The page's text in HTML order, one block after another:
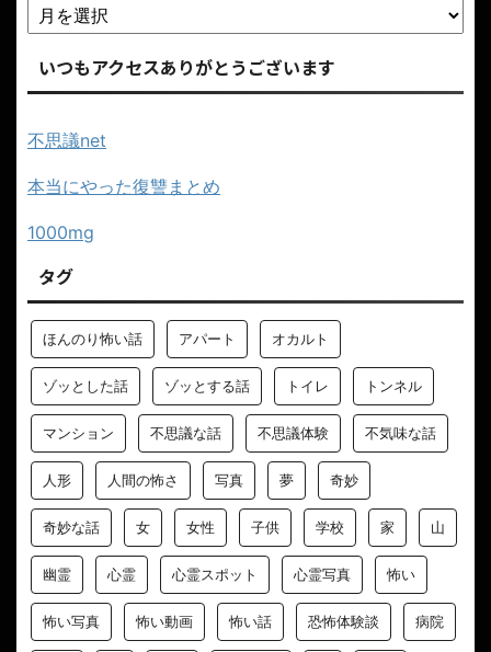
いつもアクセスありがとうございます
不思議net
本当にやった復讐まとめ
1000mg
タグ
ほんのり怖い話 アパート オカルト
ゾッとした話 ゾッとする話 トイレ トンネル
マンション 不思議な話 不思議体験 不気味な話
人形 人間の怖さ 写真 夢 奇妙
奇妙な話 女 女性 子供 学校 家 山
幽霊 心霊 心霊スポット 心霊写真 怖い
怖い写真 怖い動画 怖い話 恐怖体験談 病院